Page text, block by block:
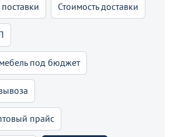
Стоимость доставки
под бюджет
прайс